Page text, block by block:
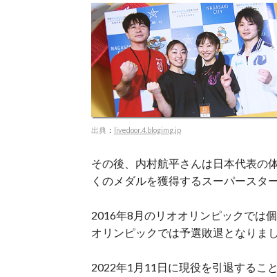
出典 ： livedoor.4.blogimg.jp
その後、内村航平さんは日本代表の
くのメダルを獲得するスーパースタ
2016年8月のリオオリンピックでは
オリンピックでは予選敗退となりまし
2022年1月11日に現役を引退するこ